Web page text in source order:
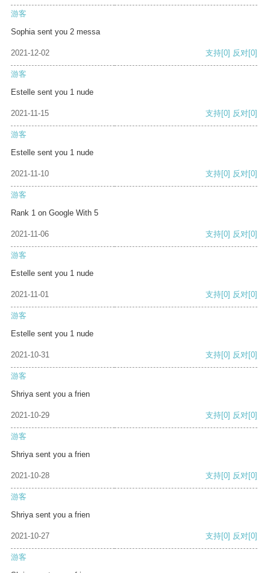
游客
Sophia sent you 2 messa
2021-12-02 支持[0] 反对[0]
游客
Estelle sent you 1 nude
2021-11-15 支持[0] 反对[0]
游客
Estelle sent you 1 nude
2021-11-10 支持[0] 反对[0]
游客
Rank 1 on Google With 5
2021-11-06 支持[0] 反对[0]
游客
Estelle sent you 1 nude
2021-11-01 支持[0] 反对[0]
游客
Estelle sent you 1 nude
2021-10-31 支持[0] 反对[0]
游客
Shriya sent you a frien
2021-10-29 支持[0] 反对[0]
游客
Shriya sent you a frien
2021-10-28 支持[0] 反对[0]
游客
Shriya sent you a frien
2021-10-27 支持[0] 反对[0]
游客